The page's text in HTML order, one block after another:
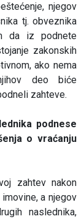
njegov
tj. obveznika
da iz podnete
zakonskih
ako nema
deo biće
zahteve.
podnese
o vraćanju
zahtev nakon
a njegov
naslednika,